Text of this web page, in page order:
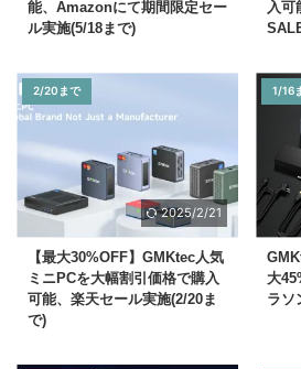
能、Amazonにて期間限定セー
ル実施(5/18まで)
入可
2/20まで
2025/2/21
【最大30%OFF】GMKtec人気
ミニPCを大幅割引価格で購入
可能、楽天セール実施(2/20ま
で)
1/16
大
ラソ